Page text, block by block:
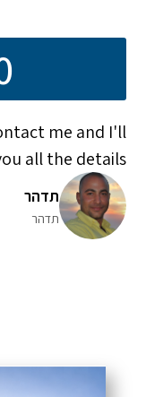
me and I'll
all the details!
תדהר
תדהר